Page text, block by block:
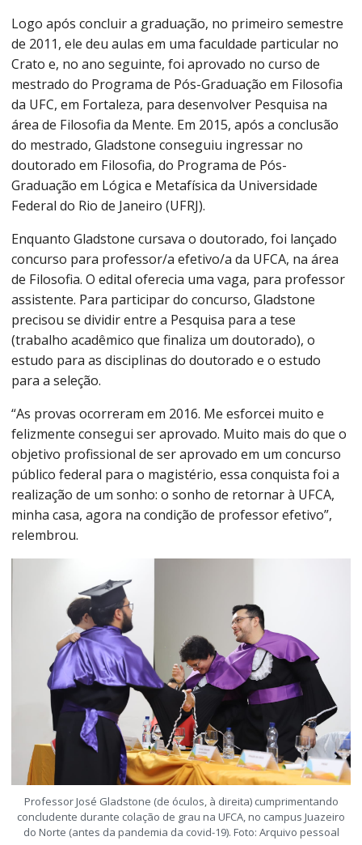
Logo após concluir a graduação, no primeiro semestre
de 2011, ele deu aulas em uma faculdade particular no
Crato e, no ano seguinte, foi aprovado no curso de
mestrado do Programa de Pós-Graduação em Filosofia
da UFC, em Fortaleza, para desenvolver Pesquisa na
área de Filosofia da Mente. Em 2015, após a conclusão
do mestrado, Gladstone conseguiu ingressar no
doutorado em Filosofia, do Programa de Pós-
Graduação em Lógica e Metafísica da Universidade
Federal do Rio de Janeiro (UFRJ).
Enquanto Gladstone cursava o doutorado, foi lançado
concurso para professor/a efetivo/a da UFCA, na área
de Filosofia. O edital oferecia uma vaga, para professor
assistente. Para participar do concurso, Gladstone
precisou se dividir entre a Pesquisa para a tese
(trabalho acadêmico que finaliza um doutorado), o
estudo para as disciplinas do doutorado e o estudo
para a seleção.
“As provas ocorreram em 2016. Me esforcei muito e
felizmente consegui ser aprovado. Muito mais do que o
objetivo profissional de ser aprovado em um concurso
público federal para o magistério, essa conquista foi a
realização de um sonho: o sonho de retornar à UFCA,
minha casa, agora na condição de professor efetivo”,
relembrou.
Professor José Gladstone (de óculos, à direita) cumprimentando
concludente durante colação de grau na UFCA, no campus Juazeiro
do Norte (antes da pandemia da covid-19). Foto: Arquivo pessoal